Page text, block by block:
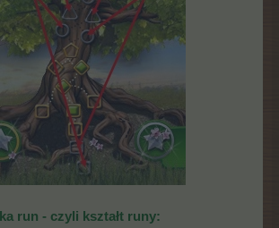
run - czyli kształt runy: